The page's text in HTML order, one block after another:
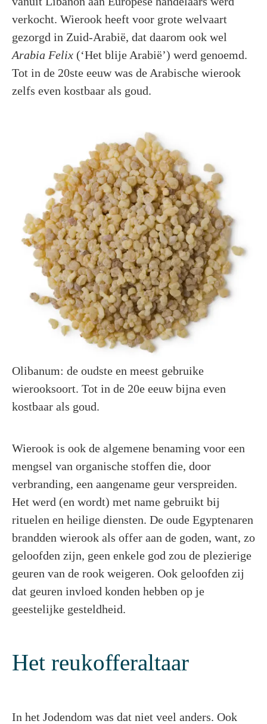
verkocht. Wierook heeft voor grote welvaart
gezorgd in Zuid-Arabië, dat daarom ook wel
Arabia Felix (‘Het blije Arabië’) werd genoemd.
Tot in de 20ste eeuw was de Arabische wierook
zelfs even kostbaar als goud.
Olibanum: de oudste en meest gebruike
wierooksoort. Tot in de 20e eeuw bijna even
kostbaar als goud.
Wierook is ook de algemene benaming voor een
mengsel van organische stoffen die, door
verbranding, een aangename geur verspreiden.
Het werd (en wordt) met name gebruikt bij
rituelen en heilige diensten. De oude Egyptenaren
brandden wierook als offer aan de goden, want, zo
geloofden zijn, geen enkele god zou de plezierige
geuren van de rook weigeren. Ook geloofden zij
dat geuren invloed konden hebben op je
geestelijke gesteldheid.
Het reukofferaltaar
In het Jodendom was dat niet veel anders. Ook